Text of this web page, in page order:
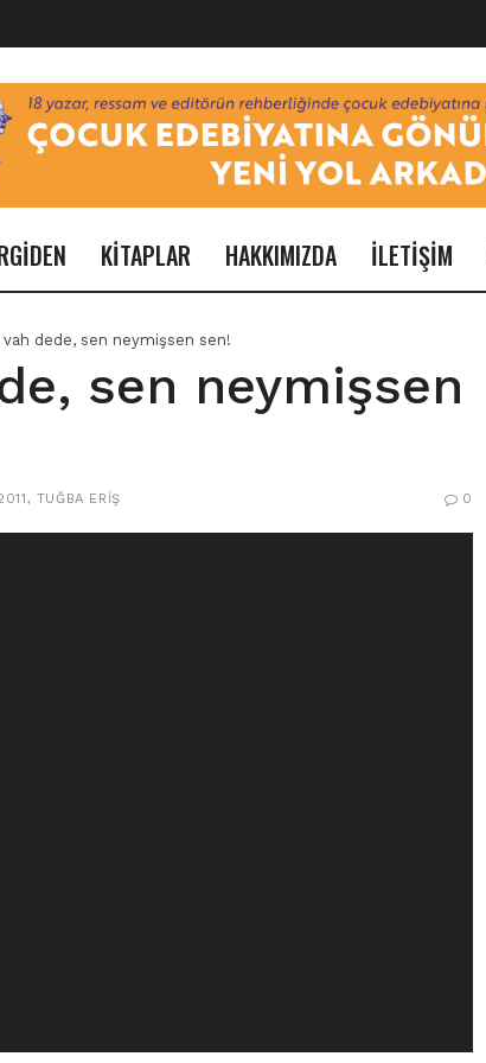
KİTAPLAR HAKKIMIZDA İLETİŞİM
dede, sen neymişsen sen!
sen neymişsen
, TUĞBA ERIŞ 0